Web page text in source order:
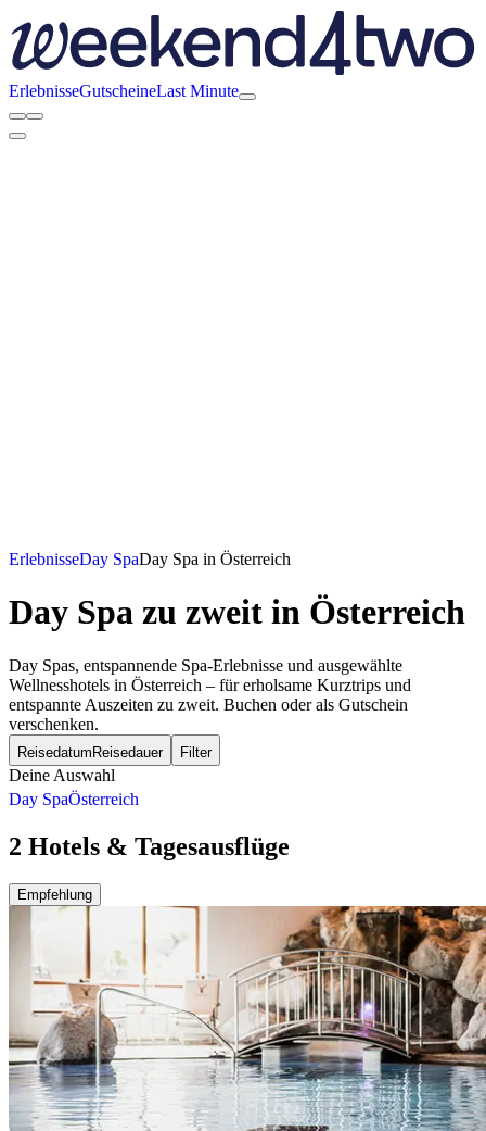
ErlebnisseGutscheineLast Minute
ErlebnisseDay SpaDay Spa in Österreich
Day Spa zu zweit in Österreich
Day Spas, entspannende Spa-Erlebnisse und ausgewählte
Wellnesshotels in Österreich – für erholsame Kurztrips und
entspannte Auszeiten zu zweit. Buchen oder als Gutschein
verschenken.
Reisedatum Reisedauer Filter
Deine Auswahl
Day SpaÖsterreich
2 Hotels & Tagesausflüge
Empfehlung